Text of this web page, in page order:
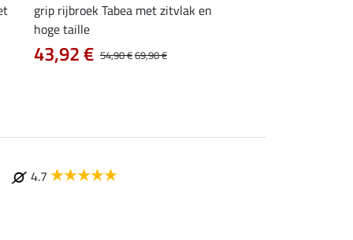
grip rijbroek Tabea met zitvlak en
hoge taille
54,90 €69,90 €
43,92 €
4.7